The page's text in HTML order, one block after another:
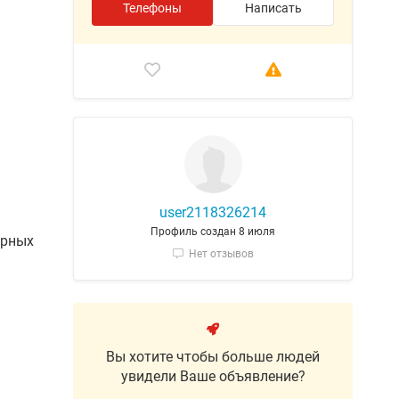
Телефоны Написать
user2118326214
Профиль создан 8 июля
Нет отзывов
Вы хотите чтобы больше людей
увидели Ваше объявление?